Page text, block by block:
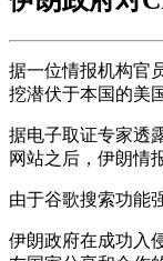
据一位情报机构官
挖潜伏于本国的美
据电子取证专家透
网站之后，伊朗情
由于谷歌搜索功能
伊朗政府在成功入